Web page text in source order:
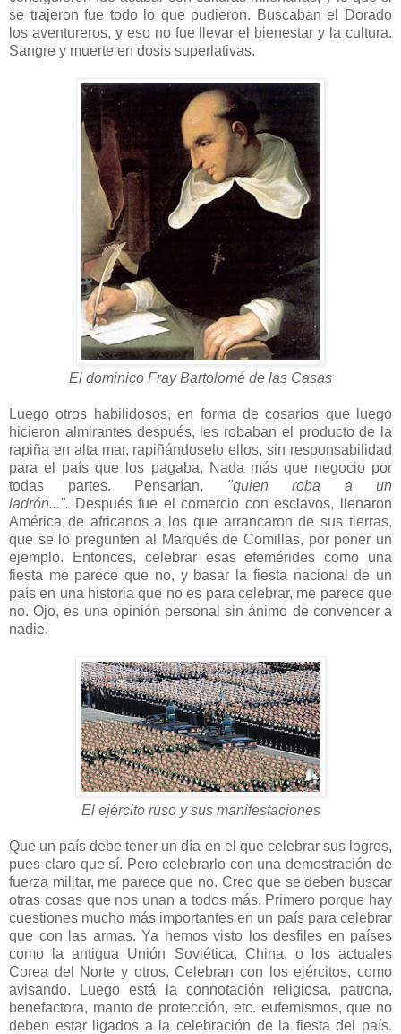
se trajeron fue todo lo que pudieron. Buscaban el Dorado
los aventureros, y eso no fue llevar el bienestar y la cultura.
Sangre y muerte en dosis superlativas.
El dominico Fray Bartolomé de las Casas
Luego otros habilidosos, en forma de cosarios que luego
hicieron almirantes después, les robaban el producto de la
rapiña en alta mar, rapiñándoselo ellos, sin responsabilidad
para el país que los pagaba. Nada más que negocio por
todas partes. Pensarían, "quien roba a un
ladrón...". Después fue el comercio con esclavos, llenaron
América de africanos a los que arrancaron de sus tierras,
que se lo pregunten al Marqués de Comillas, por poner un
ejemplo. Entonces, celebrar esas efemérides como una
fiesta me parece que no, y basar la fiesta nacional de un
país en una historia que no es para celebrar, me parece que
no. Ojo, es una opinión personal sin ánimo de convencer a
nadie.
El ejército ruso y sus manifestaciones
Que un país debe tener un día en el que celebrar sus logros,
pues claro que sí. Pero celebrarlo con una demostración de
fuerza militar, me parece que no. Creo que se deben buscar
otras cosas que nos unan a todos más. Primero porque hay
cuestiones mucho más importantes en un país para celebrar
que con las armas. Ya hemos visto los desfiles en países
como la antigua Unión Soviética, China, o los actuales
Corea del Norte y otros. Celebran con los ejércitos, como
avisando. Luego está la connotación religiosa, patrona,
benefactora, manto de protección, etc. eufemismos, que no
deben estar ligados a la celebración de la fiesta del país.